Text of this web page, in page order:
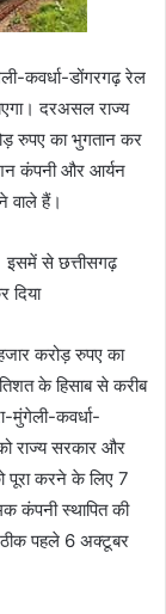
कवर्धा-डोंगरगढ़ रेल
दरअसल राज्य
रुपए का भुगतान कर
कंपनी और आर्यन
वाले हैं।
इसमें से छत्तीसगढ़
दिया
करोड़ रुपए का
के हिसाब से करीब
मुंगेली-कवर्धा-
राज्य सरकार और
करने के लिए 7
कंपनी स्थापित की
ठीक पहले 6 अक्टूबर